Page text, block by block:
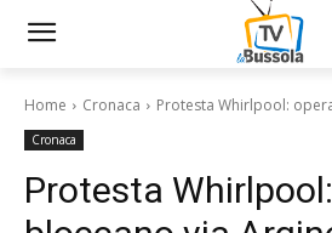
Home Cronaca Protesta Whirlpool:
Cronaca
Protesta